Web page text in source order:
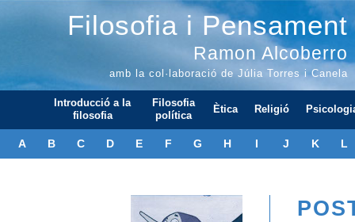
Filosofia i Pensament
Ramon Alcoberro
amb la col·laboració de Júlia Torres i Canela
A B C D E F G H I J K L
Introducció a la
filosofia
Filosofia
política
Ètica Religió